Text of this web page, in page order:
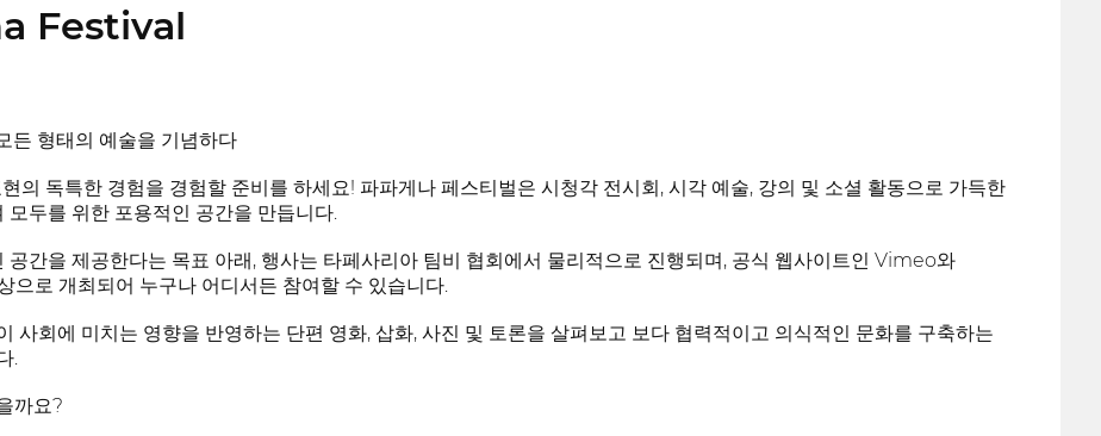
Festival
든 형태의 예술을 기념하다
의 독특한 경험을 경험할 준비를 하세요! 파파게나 페스티벌은 시청각 전시회, 시각 예술, 강의 및 소셜 활동으로 가득한
모두를 위한 포용적인 공간을 만듭니다.
공간을 제공한다는 목표 아래, 행사는 타페사리아 팀비 협회에서 물리적으로 진행되며, 공식 웹사이트인 Vimeo와
으로 개최되어 누구나 어디서든 참여할 수 있습니다.
사회에 미치는 영향을 반영하는 단편 영화, 삽화, 사진 및 토론을 살펴보고 보다 협력적이고 의식적인 문화를 구축하는
.
까요?